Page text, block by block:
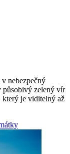
nebezpečný
zelený vír
který je viditelný až